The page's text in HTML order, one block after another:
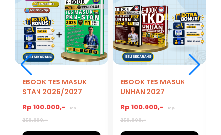
EBOOK TES MASUK
STAN 2026/2027
Rp 100.000,-
Rp
250.000,-
EBOOK TES MASUK
UNHAN 2027
Rp 100.000,-
Rp
250.000,-